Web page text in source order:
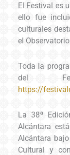
El Festival es
ello fue
culturales
el
Toda la
del
https://
La 38ª
Alcántara
Alcántara
Cultural y